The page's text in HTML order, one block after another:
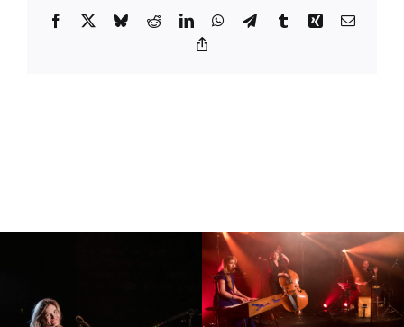
Facebook BlueskyRedditLinkedInWhatsApp
TelegramTumblrXing Email